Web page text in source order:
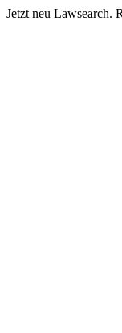
Jetzt neu Lawsearch.